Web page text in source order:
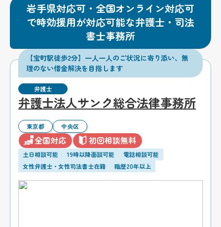
岩手県対応可・全国オンライン対応可
で時効援用が対応可能な弁護士・司法
書士事務所
【宝町駅徒歩2分】一人一人のご状況に寄り添い、無
理のない借金解決を目指します
弁護士
弁護士法人サンク総合法律事務所
東京都 中央区
全国対応 初回相談無料
土日相談可能 19時以降面談可能
電話相談可能
女性弁護士・女性司法書士在籍
職歴20年以上